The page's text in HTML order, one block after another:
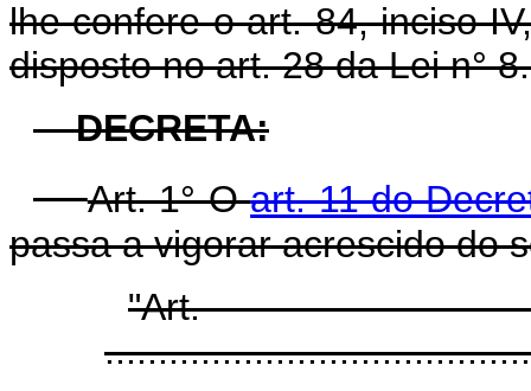
lhe confere o art. 84, inciso
disposto no art. 28 da Lei n°
DECRETA:
Art. 1° Oart. 11 do
passa a vigorar acrescido do